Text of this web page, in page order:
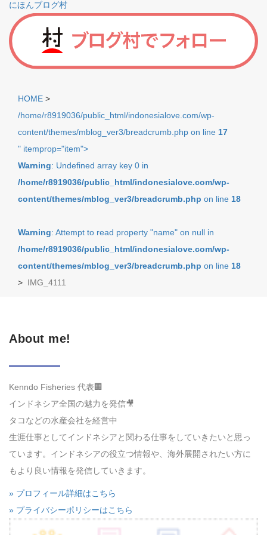
にほんブログ村
HOME >
/home/r8919036/public_html/indonesialove.com/wp-
content/themes/mblog_ver3/breadcrumb.php on line 17
" itemprop="item">
Warning: Undefined array key 0 in
/home/r8919036/public_html/indonesialove.com/wp-
content/themes/mblog_ver3/breadcrumb.php on line 18
Warning: Attempt to read property "name" on null in
/home/r8919036/public_html/indonesialove.com/wp-
content/themes/mblog_ver3/breadcrumb.php on line 18
> IMG_4111
About me!
Kenndo Fisheries 代表🏢
インドネシア全国の魅力を発信🎥
タコなどの水産会社を経営中
生涯仕事としてインドネシアと関わる仕事をしていきたいと思っ
ています。インドネシアの役立つ情報や、海外展開されたい方に
もより良い情報を発信していきます。
» プロフィール詳細はこちら
» プライバシーポリシーはこちら